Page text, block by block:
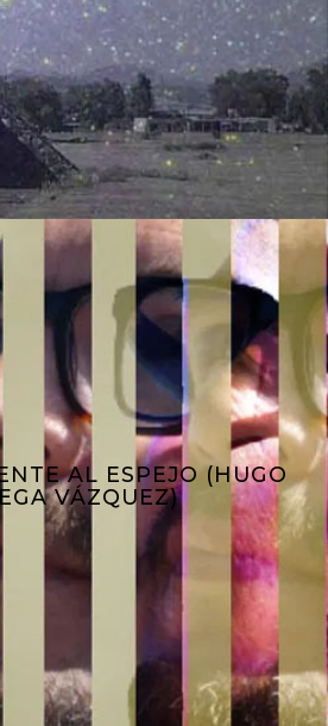
AL ESPEJO (HUGO
VÁZQUEZ)